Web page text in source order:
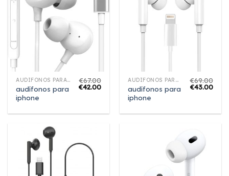
AUDÍFONOS PARA IPHONE
audífonos para
iphone
€67.00
€42.00
AUDÍFONOS PARA IPHONE
audífonos para
iphone
€69.00
€43.00